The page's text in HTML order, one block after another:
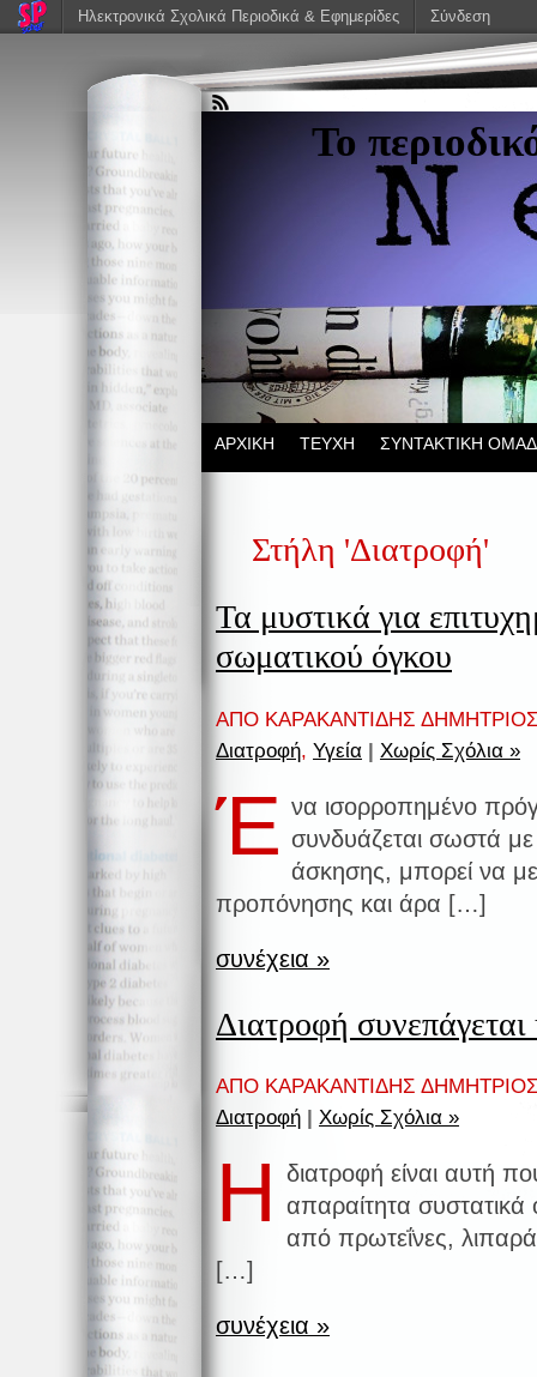
Το
ΑΡΧΙΚΗ ΤΕΥΧΗ ΣΥΝΤΑΚΤΙΚΗ
Στήλη 'Διατροφή'
Τα μυστικά για
σωματικού όγκου
ΑΠΟ ΚΑΡΑΚΑΝΤΙΔΗΣ ΔΗΜΗΤΡΙΟΣ
Διατροφή, Υγεία | Χωρίς Σχόλια »
Έ να ισορροπημένο
συνδυάζεται σωστά
άσκησης, μπορεί να
προπόνησης και άρα […]
συνέχεια »
Διατροφή συνεπάγεται
ΑΠΟ ΚΑΡΑΚΑΝΤΙΔΗΣ ΔΗΜΗΤΡΙΟΣ
Διατροφή | Χωρίς Σχόλια »
Η
διατροφή είναι αυτή
απαραίτητα
από πρωτεΐνες, λιπαρά,
[…]
συνέχεια »
Ηλεκτρονικά Σχολικά Περιοδικά & Εφημερίδες Σύνδεση